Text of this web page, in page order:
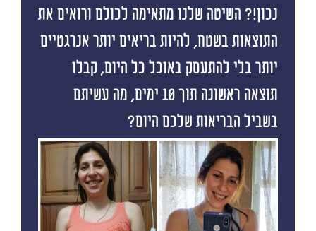
נכון!? השיטה שלנו מתאימה לכולם ורואים את
התוצאות בשטח, להיות בריאים יותר אנרגטיים
יותר בלי להתעסק באוכל כל היום, קבלו
תוצאה ראשונה תוך 10 ימים, מה עשיתם
בשביל הבריאות שלכם היום?